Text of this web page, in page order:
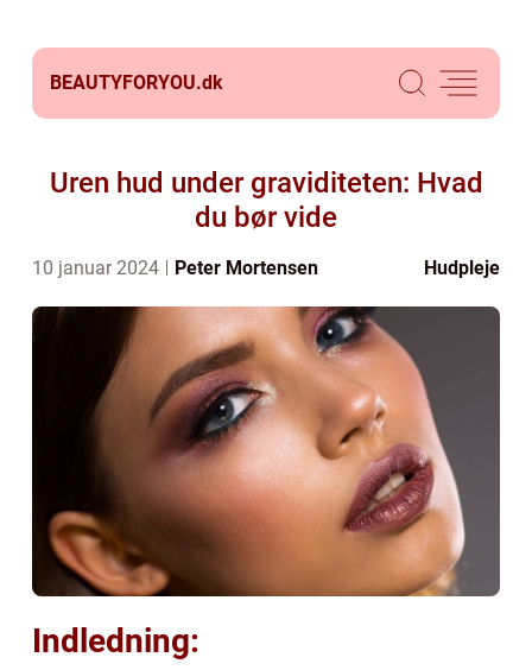
BEAUTYFORYOU.dk
Uren hud under graviditeten: Hvad
du bør vide
10 januar 2024 Peter Mortensen Hudpleje
Indledning: